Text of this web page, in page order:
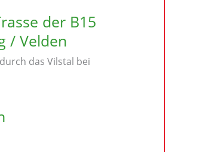
der B15
/ Velden
das Vilstal bei